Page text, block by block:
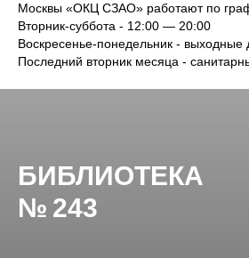
+7 (495) 495-91-10
Москвы «ОКЦ СЗАО» работают по
Вторник-суббота - 12:00 — 20:00
Воскресенье-понедельник - выходные
Последний вторник месяца -
БИБЛИОТЕКА
№ 243